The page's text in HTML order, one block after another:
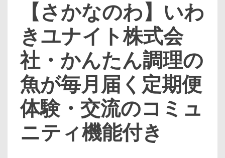
【さかなのわ】いわ
きユナイト株式会
社・かんたん調理の
魚が毎月届く定期便
体験・交流のコミュ
ニティ機能付き